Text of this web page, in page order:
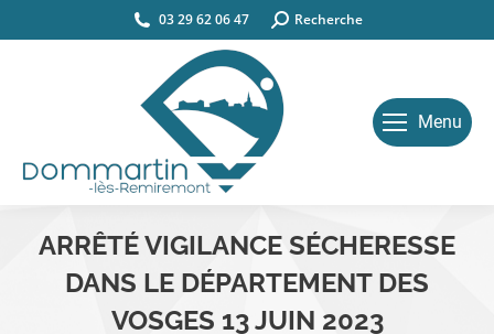
03 29 62 06 47 Search:Recherche
Menu
ARRÊTÉ VIGILANCE SÉCHERESSE
DANS LE DÉPARTEMENT DES
VOSGES 13 JUIN 2023